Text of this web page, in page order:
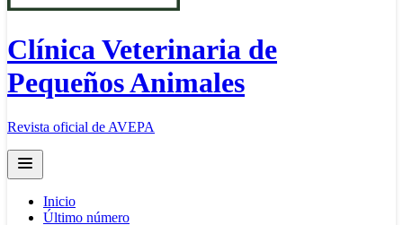
Clínica Veterinaria de
Pequeños Animales
Revista oficial de AVEPA
Open main menu
Inicio
Último número